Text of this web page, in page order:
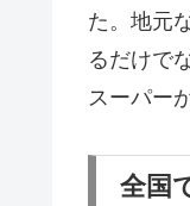
た。地元
るだけで
スーパー
全国